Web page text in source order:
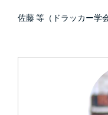
佐藤 等（ドラッカー学